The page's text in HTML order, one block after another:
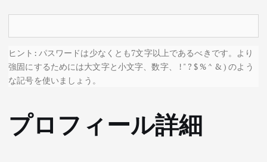
ヒント: パスワードは少なくとも7文字以上であるべきです。より
強固にするためには大文字と小文字、数字、 ! " ? $ % ^ & ) のよう
な記号を使いましょう。
プロフィール詳細